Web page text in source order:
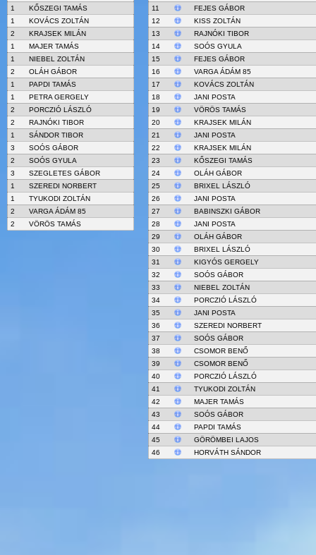
1
KŐSZEGI TAMÁS
1
KOVÁCS ZOLTÁN
2
KRAJSEK MILÁN
1
MAJER TAMÁS
1
NIEBEL ZOLTÁN
2
OLÁH GÁBOR
1
PAPDI TAMÁS
1
PETRA GERGELY
2
PORCZIÓ LÁSZLÓ
2
RAJNÓKI TIBOR
1
SÁNDOR TIBOR
3
SOÓS GÁBOR
2
SOÓS GYULA
3
SZEGLETES GÁBOR
1
SZEREDI NORBERT
1
TYUKODI ZOLTÁN
2
VARGA ÁDÁM 85
2
VÖRÖS TAMÁS
11
FEJES GÁBOR
12
KISS ZOLTÁN
13
RAJNÓKI TIBOR
14
SOÓS GYULA
15
FEJES GÁBOR
16
VARGA ÁDÁM 85
17
KOVÁCS ZOLTÁN
18
JANI POSTA
19
VÖRÖS TAMÁS
20
KRAJSEK MILÁN
21
JANI POSTA
22
KRAJSEK MILÁN
23
KŐSZEGI TAMÁS
24
OLÁH GÁBOR
25
BRIXEL LÁSZLÓ
26
JANI POSTA
27
BABINSZKI GÁBOR
28
JANI POSTA
29
OLÁH GÁBOR
30
BRIXEL LÁSZLÓ
31
KIGYÓS GERGELY
32
SOÓS GÁBOR
33
NIEBEL ZOLTÁN
34
PORCZIÓ LÁSZLÓ
35
JANI POSTA
36
SZEREDI NORBERT
37
SOÓS GÁBOR
38
CSOMOR BENŐ
39
CSOMOR BENŐ
40
PORCZIÓ LÁSZLÓ
41
TYUKODI ZOLTÁN
42
MAJER TAMÁS
43
SOÓS GÁBOR
44
PAPDI TAMÁS
45
GÖRÖMBEI LAJOS
46
HORVÁTH SÁNDOR